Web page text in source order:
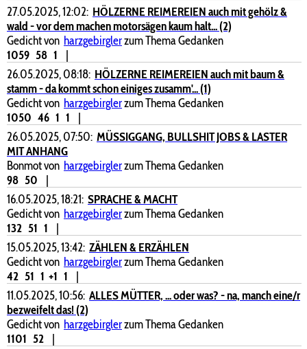
27.05.2025, 12:02: HÖLZERNE REIMEREIEN auch mit gehölz &
wald - vor dem machen motorsägen kaum halt... (2)
Gedicht von harzgebirglerzum Thema Gedanken
1059 58 1
|
26.05.2025, 08:18: HÖLZERNE REIMEREIEN auch mit baum &
stamm - da kommt schon einiges zusamm'... (1)
Gedicht von harzgebirglerzum Thema Gedanken
1050 46 1 1
|
26.05.2025, 07:50: MÜSSIGGANG, BULLSHIT JOBS & LASTER
MIT ANHANG
Bonmot von harzgebirglerzum Thema Gedanken
98 50
|
16.05.2025, 18:21: SPRACHE & MACHT
Gedicht von harzgebirglerzum Thema Gedanken
132 51 1
|
15.05.2025, 13:42: ZÄHLEN & ERZÄHLEN
Gedicht von harzgebirglerzum Thema Gedanken
42 51 1 +1 1
|
11.05.2025, 10:56: ALLES MÜTTER, ... oder was? - na, manch eine/r
bezweifelt das! (2)
Gedicht von harzgebirglerzum Thema Gedanken
1101 52
|